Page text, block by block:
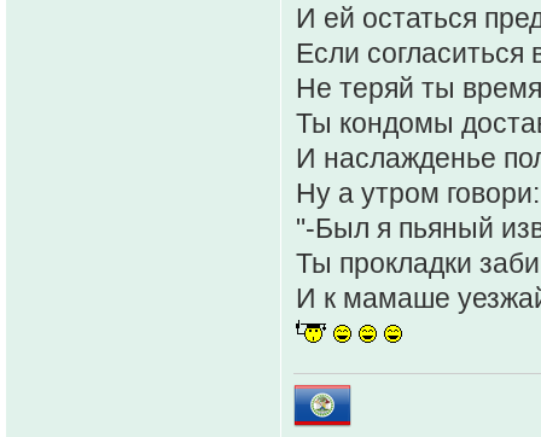
И ей остаться
Если согласиться
Не теряй ты время
Ты кондомы
И наслажденье
Ну а утром говори:
"-Был я пьяный
Ты прокладки
И к мамаше